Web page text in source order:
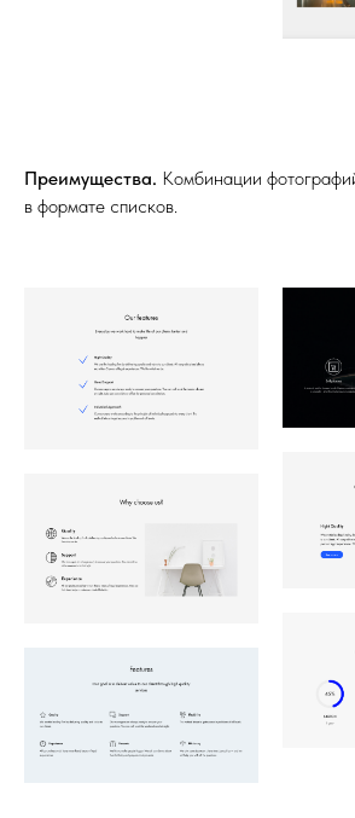
Преимущества. Комбинации
в формате списков.